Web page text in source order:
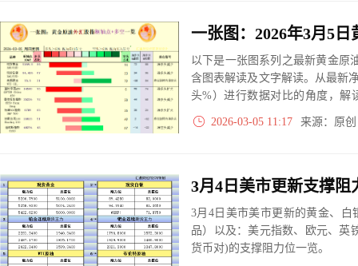
以下是一张图系列之最新黄金原
含图表解读及文字解读。从最新
头%）进行数据对比的角度，解
大、净多头减小、净空头无变
实际数据对比结果对应展示其中
2026-03-05 11:17 来源：原
3月4日美市美市更新的黄金、
品）以及：美元指数、欧元、英
货币对)的支撑阻力位一览。